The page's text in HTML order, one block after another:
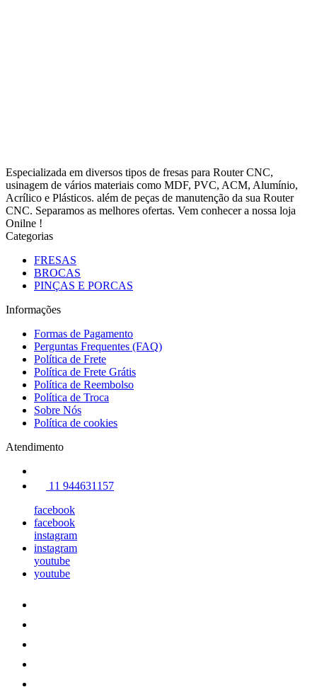
Especializada em diversos tipos de fresas para Router CNC,
usinagem de vários materiais como MDF, PVC, ACM, Alumínio,
Acrílico e Plásticos. além de peças de manutenção da sua Router
CNC. Separamos as melhores ofertas. Vem conhecer a nossa loja
Onilne !
Categorias
FRESAS
BROCAS
PINÇAS E PORCAS
Informações
Formas de Pagamento
Perguntas Frequentes (FAQ)
Política de Frete
Política de Frete Grátis
Política de Reembolso
Política de Troca
Sobre Nós
Política de cookies
Atendimento
11 944631157
facebook
facebook
instagram
instagram
youtube
youtube